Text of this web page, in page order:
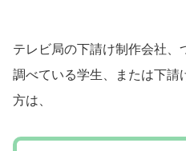
テレビ局の下請け制作会社、
調べている学生、または下請
方は、